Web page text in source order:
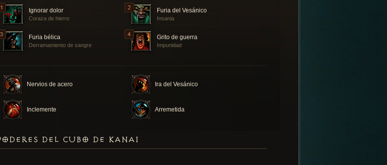
Ignorar dolor
Coraza de hierro
Furia del Vesánico
Insania
Furia bélica
Derramamiento de sangre
Grito de guerra
Impunidad
Nervios de acero Ira del Vesánico
Inclemente Arremetida
DEL CUBO DE KANAI